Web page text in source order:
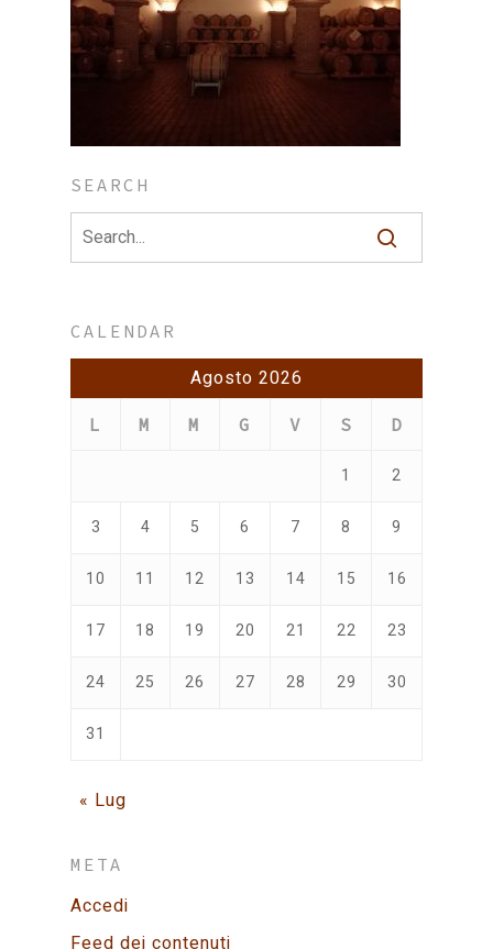
SEARCH
CALENDAR
Agosto 2026
L M M G V S D
1 2
3 4 5 6 7 8 9
10 11 12 13 14 15 16
17 18 19 20 21 22 23
24 25 26 27 28 29 30
31
« Lug
META
Accedi
Feed dei contenuti